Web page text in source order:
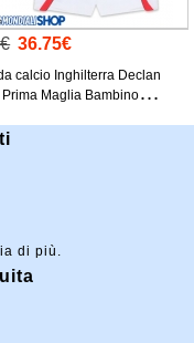
36.75€
calcio Inghilterra Declan
Prima Maglia Bambino
corti)
di più.